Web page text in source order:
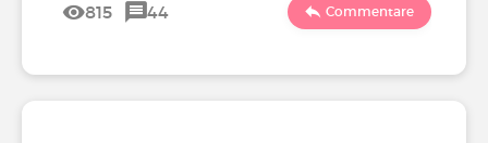
815 44 Commentare